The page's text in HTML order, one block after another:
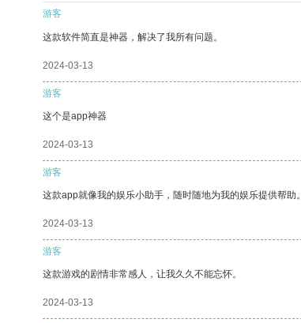
游客
这款软件简直是神器，解决了我所有问题。
2024-03-13
游客
这个是app神器
2024-03-13
游客
这款app就像我的娱乐小助手，随时随地为我的娱乐提供帮助。
2024-03-13
游客
这款游戏的剧情非常感人，让我久久不能忘怀。
2024-03-13